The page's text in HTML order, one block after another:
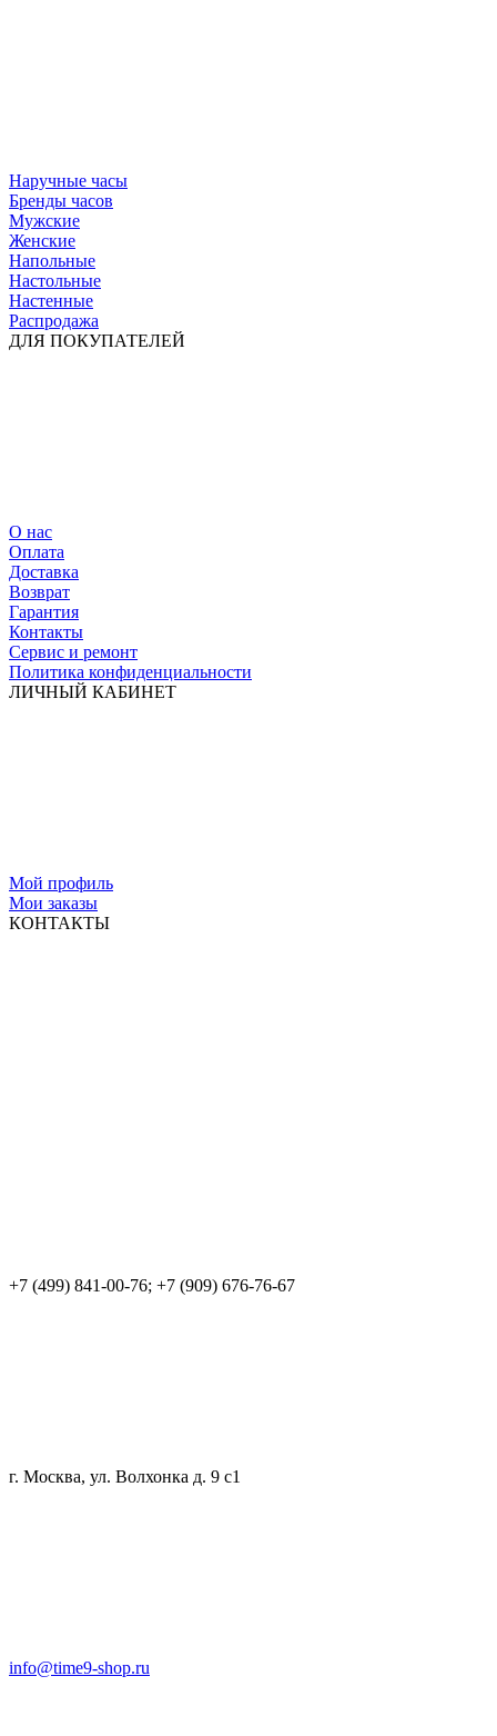
Наручные часы
Бренды часов
Мужские
Женские
Напольные
Настольные
Настенные
Распродажа
ДЛЯ ПОКУПАТЕЛЕЙ
О нас
Оплата
Доставка
Возврат
Гарантия
Контакты
Сервис и ремонт
Политика конфиденциальности
ЛИЧНЫЙ КАБИНЕТ
Мой профиль
Мои заказы
КОНТАКТЫ
+7 (499) 841-00-76; +7 (909) 676-76-67
г. Москва, ул. Волхонка д. 9 с1
info@time9-shop.ru